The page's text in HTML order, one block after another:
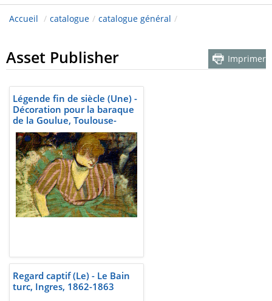
Accueil / catalogue / catalogue général /
Asset Publisher Imprimer
Légende fin de siècle (Une) -
Décoration pour la baraque
de la Goulue, Toulouse-
Lautrec, 1895
Regard captif (Le) - Le Bain
turc, Ingres, 1862-1863